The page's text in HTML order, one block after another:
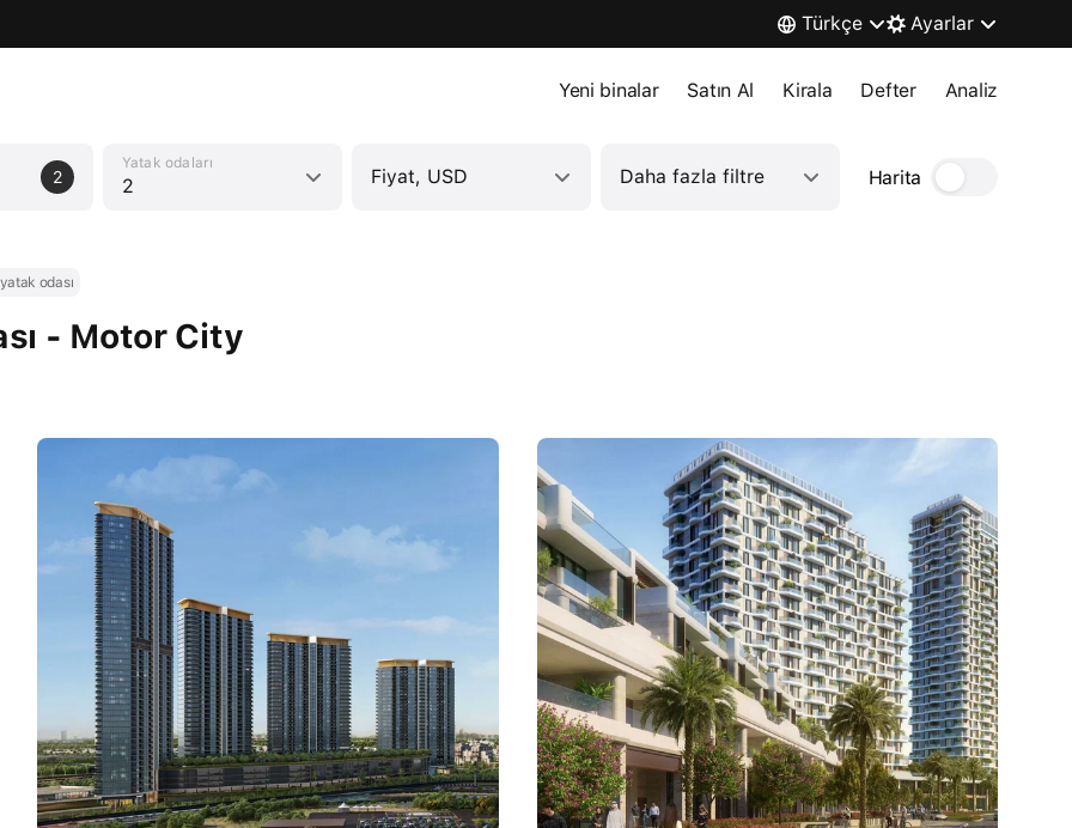
Türkçe Ayarlar
Yeni binalar Satın Al Kirala Defter Analiz
2
Yatak odaları
2 Fiyat, USD Daha fazla filtre Harita
odası
- Motor City